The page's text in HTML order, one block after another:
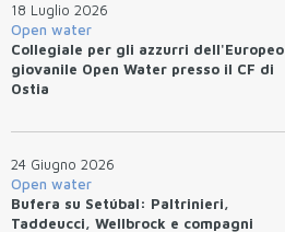
18 Luglio 2026
Open water
Collegiale per gli azzurri dell'Europeo
giovanile Open Water presso il CF di
Ostia
24 Giugno 2026
Open water
Bufera su Setúbal: Paltrinieri,
Taddeucci, Wellbrock e compagni